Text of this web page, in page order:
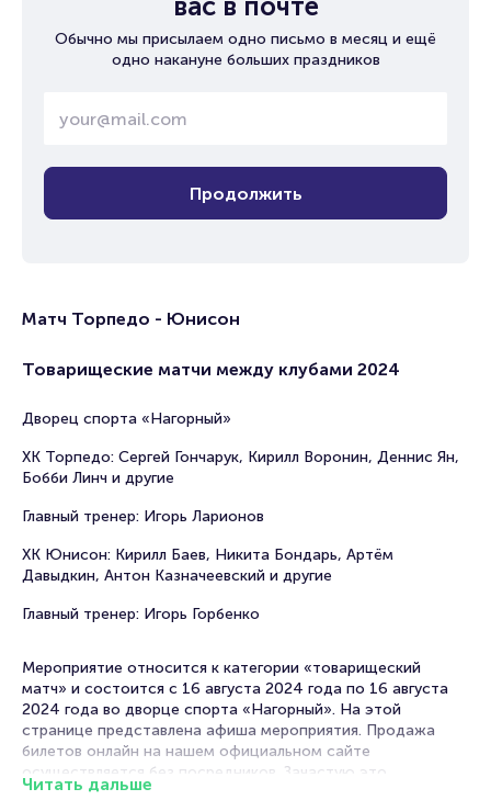
Обычно мы присылаем одно письмо в месяц и ещё
одно накануне больших праздников
Продолжить
Матч Торпедо - Юнисон
Товарищеские матчи между клубами 2024
Дворец спорта «Нагорный»
ХК Торпедо: Сергей Гончарук, Кирилл Воронин, Деннис Ян,
Бобби Линч и другие
Главный тренер: Игорь Ларионов
ХК Юнисон: Кирилл Баев, Никита Бондарь, Артём
Давыдкин, Антон Казначеевский и другие
Главный тренер: Игорь Горбенко
Мероприятие относится к категории «товарищеский
матч» и состоится с 16 августа 2024 года по 16 августа
2024 года во дворце спорта «Нагорный». На этой
странице представлена афиша мероприятия. Продажа
билетов онлайн на нашем официальном сайте
осуществляется без посредников. Зачастую это
единственная возможность достать билет на
Читать дальше